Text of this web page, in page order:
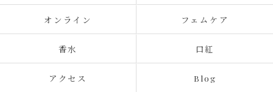
オンライン フェムケア
香水 口紅
アクセス Blog